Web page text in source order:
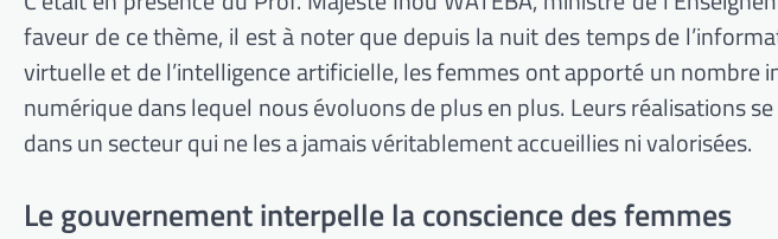
faveur de ce thème, il est à noter que depuis la nuit des temps de
virtuelle et de l’intelligence artificielle, les femmes ont apporté un nombre
numérique dans lequel nous évoluons de plus en plus. Leurs réalisations
dans un secteur qui ne les a jamais véritablement accueillies ni valorisées.
Le gouvernement interpelle la conscience des femmes